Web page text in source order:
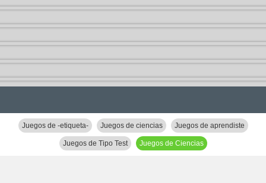
Juegos de -etiqueta- Juegos de ciencias Juegos de aprendiste
Juegos de Tipo Test Juegos de Ciencias